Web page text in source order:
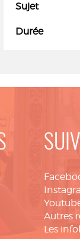
Sujet
Durée
Autres
Les